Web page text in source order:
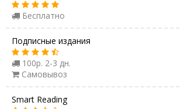
Бесплатно
Подписные издания
100р. 2-3 дн.
Самовывоз
Smart Reading